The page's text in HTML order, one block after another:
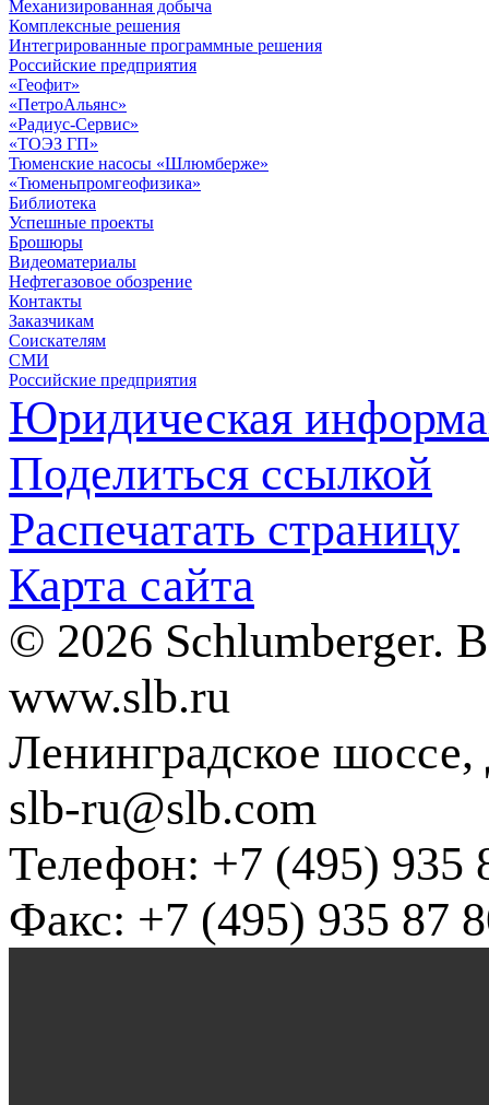
Механизированная добыча
Комплексные решения
Интегрированные программные решения
Российские предприятия
«Геофит»
«ПетроАльянс»
«Радиус-Сервис»
«ТОЭЗ ГП»
Тюменские насосы «Шлюмберже»
«Тюменьпромгеофизика»
Библиотека
Успешные проекты
Брошюры
Видеоматериалы
Нефтегазовое обозрение
Контакты
Заказчикам
Соискателям
СМИ
Российские предприятия
Юридическая
Поделиться ссылкой
Распечатать страницу
Карта сайта
© 2026 Schlumberger.
www.slb.ru
Ленинградское
slb-ru@slb.com
Телефон: +7 (495) 935
Факс: +7 (495) 935 87